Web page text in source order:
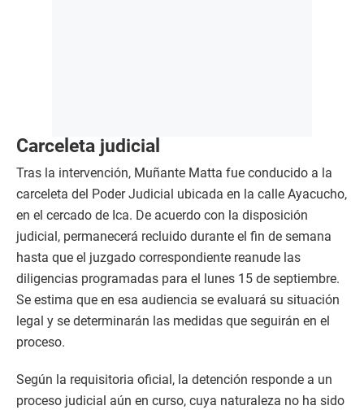
Carceleta judicial
Tras la intervención, Muñante Matta fue conducido a la
carceleta del Poder Judicial ubicada en la calle Ayacucho,
en el cercado de Ica. De acuerdo con la disposición
judicial, permanecerá recluido durante el fin de semana
hasta que el juzgado correspondiente reanude las
diligencias programadas para el lunes 15 de septiembre.
Se estima que en esa audiencia se evaluará su situación
legal y se determinarán las medidas que seguirán en el
proceso.
Según la requisitoria oficial, la detención responde a un
proceso judicial aún en curso, cuya naturaleza no ha sido